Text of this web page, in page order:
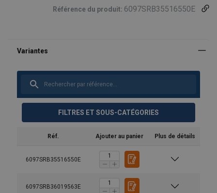
Référence du produit: 6097SRB35516550E
FILTRES ET SOUS-CATÉGORIES
Réf. Ajouter au panier Plus de détails
6097SRB35516550E
6097SRB36019563E